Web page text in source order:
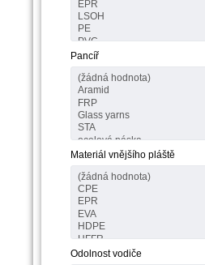
Pancíř
Materiál vnějšího pláště
Odolnost vodiče